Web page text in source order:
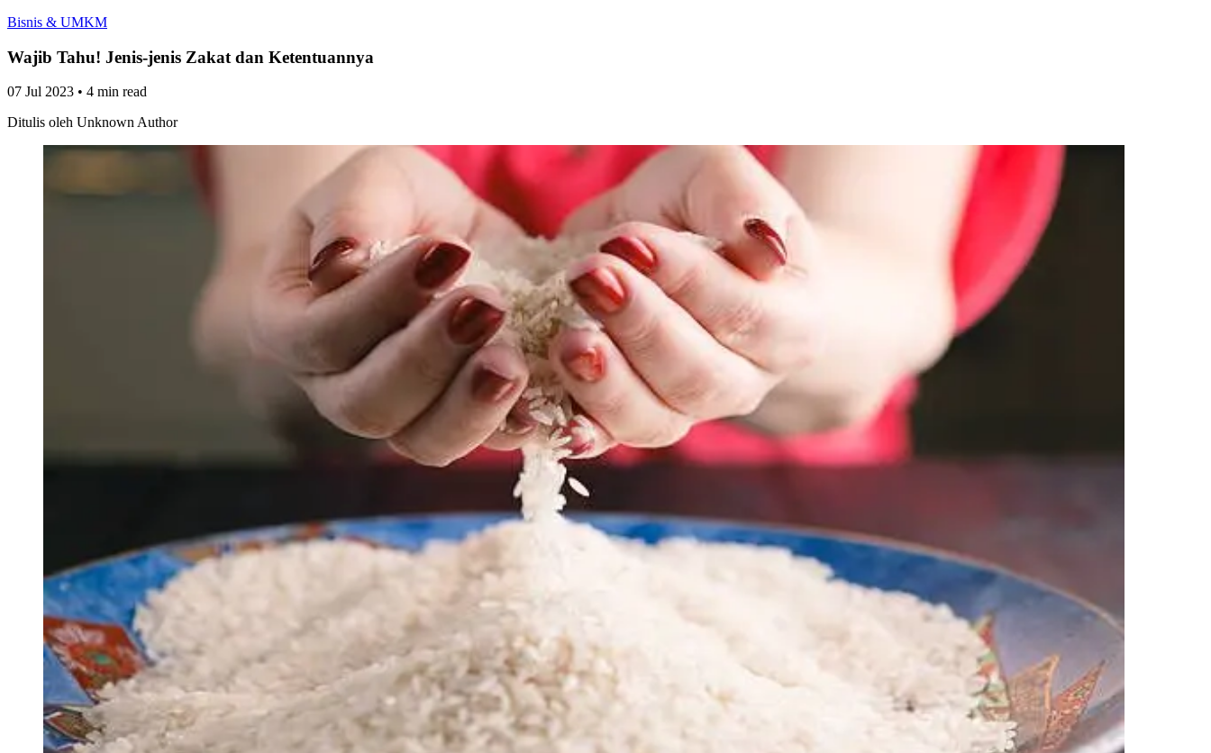
Bisnis & UMKM
Wajib Tahu! Jenis-jenis Zakat dan Ketentuannya
07 Jul 2023 • 4 min read
Ditulis oleh Unknown Author